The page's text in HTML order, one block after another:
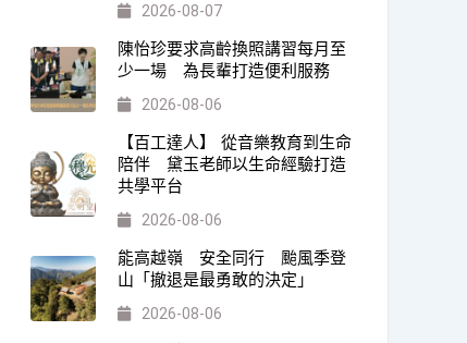
2026-08-07
陳怡珍要求高齡換照講習每月至
少一場 為長輩打造便利服務
2026-08-06
【百工達人】 從音樂教育到生命
陪伴 黛玉老師以生命經驗打造
共學平台
2026-08-06
能高越嶺 安全同行 颱風季登
山「撤退是最勇敢的決定」
2026-08-06